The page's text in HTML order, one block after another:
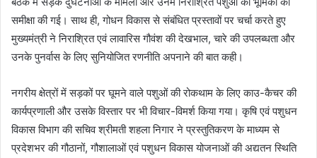
समीक्षा की गई। साथ ही, गोधन विकास से संबंधित प्रस्तावों पर चर्चा करते हुए
मुख्यमंत्री ने निराश्रित एवं लावारिस गौवंश की देखभाल, चारे की उपलब्धता और
उनके पुनर्वास के लिए सुनियोजित रणनीति अपनाने की बात कही।
नगरीय क्षेत्रों में सड़कों पर घूमने वाले पशुओं की रोकथाम के लिए काउ-कैचर की
कार्यप्रणाली और उसके विस्तार पर भी विचार-विमर्श किया गया। कृषि एवं पशुधन
विकास विभाग की सचिव श्रीमती शहला निगार ने प्रस्तुतिकरण के माध्यम से
प्रदेशभर की गौठानों, गौशालाओं एवं पशुधन विकास योजनाओं की अद्यतन स्थिति